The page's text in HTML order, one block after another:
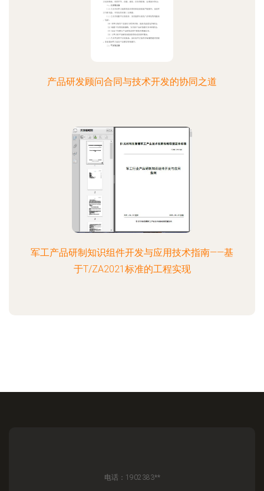
产品研发顾问合同与技术开发的协同之道
军工产品研制知识组件开发与应用技术指南——基
于T/ZA2021标准的工程实现
电话：1902383**